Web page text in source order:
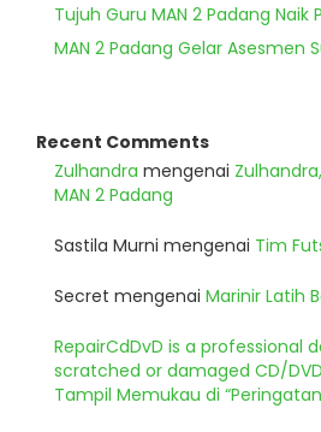
Tujuh Guru MAN 2 Padang
MAN 2 Padang Gelar Asesmen
Recent Comments
Zulhandra mengenai
MAN 2 Padang
Sastila Murni mengenai Tim
Secret mengenai Marinir Latih
RepairCdDvD is a
scratched or damaged CD/
Tampil Memukau di